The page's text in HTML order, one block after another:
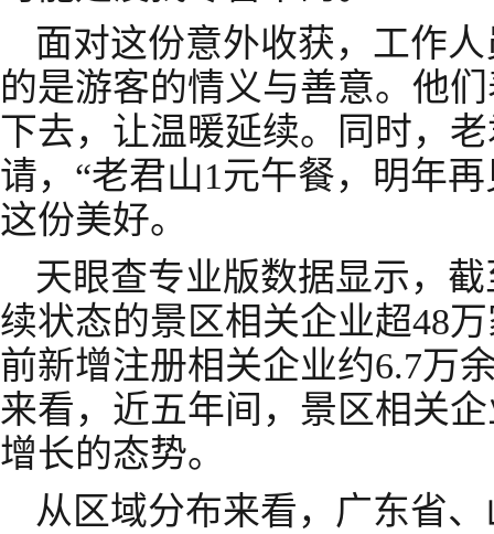
面对这份意外收获，工作
的是游客的情义与善意。他
下去，让温暖延续。同时，
请，“老君山1元午餐，明年
这份美好。
天眼查专业版数据显示，
续状态的景区相关企业超48
前新增注册相关企业约6.7万
来看，近五年间，景区相关
增长的态势。
从区域分布来看，广东省